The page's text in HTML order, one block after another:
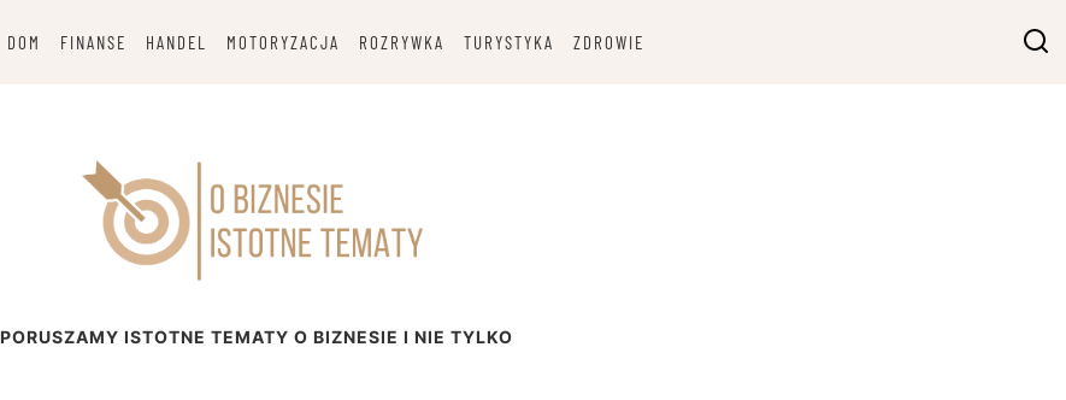
DOM FINANSE HANDEL MOTORYZACJA ROZRYWKA TURYSTYKA ZDROWIE
PORUSZAMY ISTOTNE TEMATY O BIZNESIE I NIE TYLKO